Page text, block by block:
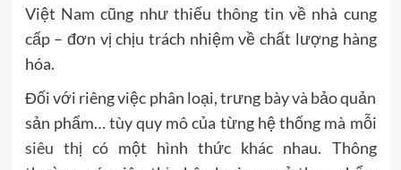
Việt Nam cũng như thiếu thông tin về nhà cung
cấp – đơn vị chịu trách nhiệm về chất lượng hàng
hóa.
Đối với riêng việc phân loại, trưng bày và bảo quản
sản phẩm… tùy quy mô của từng hệ thống mà mỗi
siêu thị có một hình thức khác nhau. Thông